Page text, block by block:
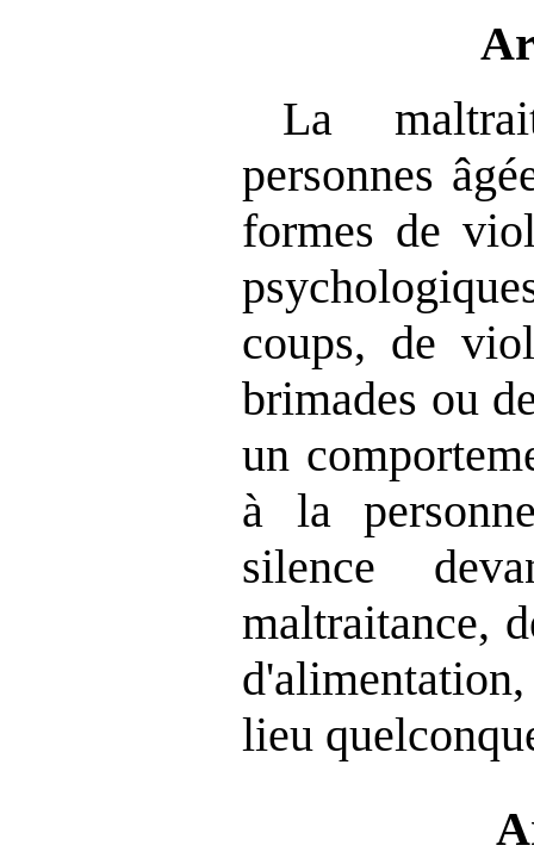
La
personnes
formes de
coups, de
brimades ou
un
à la
silence
maltraitance,
lieu